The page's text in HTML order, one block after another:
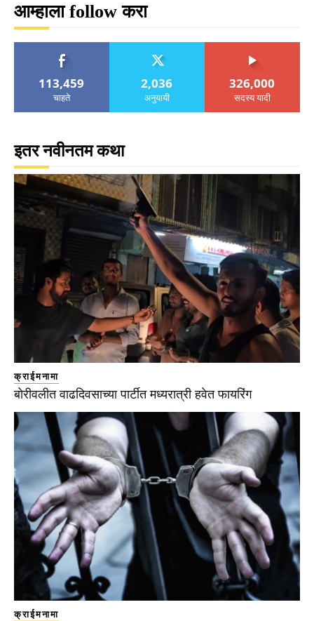
आम्हाला follow करा
113,459
चाहते
2,036
अनुयायी
326,000
सदस्य यादी
इतर नवीनतम कथा
क्राईमनामा
बोरीवलीत वाढदिवसाच्या पार्टीत मध्यरात्री हवेत फायरिंग
क्राईमनामा